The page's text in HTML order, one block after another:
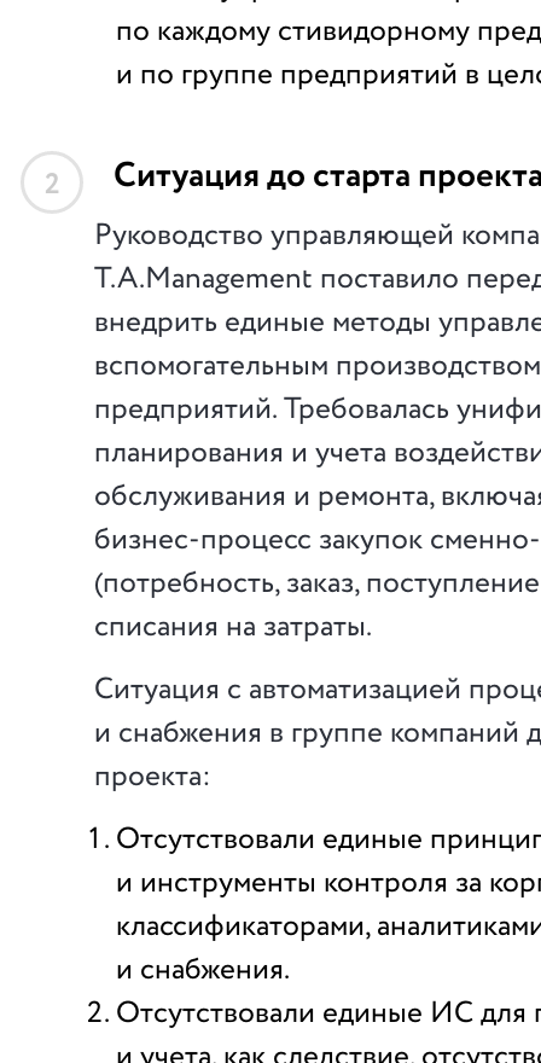
по каждому стивидорному
и по группе предприятий в
2 Ситуация до старта
Руководство управляющей
T.A.Management поставило
внедрить единые методы
вспомогательным
предприятий. Требовалась
планирования и учета
обслуживания и ремонта,
бизнес-процесс закупок
(потребность, заказ,
списания на затраты.
Ситуация с автоматизацией
и снабжения в группе компаний
проекта:
Отсутствовали единые
и инструменты контроля за
классификаторами,
и снабжения.
Отсутствовали единые ИС для